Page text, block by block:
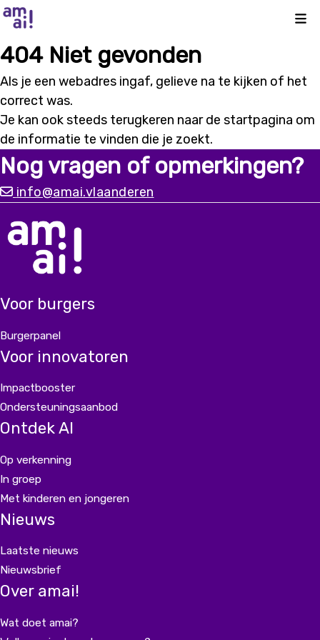
404 Niet gevonden
Als je een webadres ingaf, gelieve na te kijken of het
correct was.
Je kan ook steeds terugkeren naar de startpagina om
de informatie te vinden die je zoekt.
Nog vragen of opmerkingen?
info@amai.vlaanderen
Voor burgers
Burgerpanel
Voor innovatoren
Impactbooster
Ondersteuningsaanbod
Ontdek AI
Op verkenning
In groep
Met kinderen en jongeren
Nieuws
Laatste nieuws
Nieuwsbrief
Over amai!
Wat doet amai?